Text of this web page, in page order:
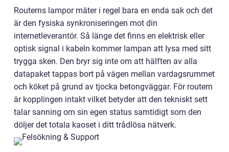
Routerns lampor mäter i regel bara en enda sak och det
är den fysiska synkroniseringen mot din
internetleverantör. Så länge det finns en elektrisk eller
optisk signal i kabeln kommer lampan att lysa med sitt
trygga sken. Den bryr sig inte om att hälften av alla
datapaket tappas bort på vägen mellan vardagsrummet
och köket på grund av tjocka betongväggar. För routern
är kopplingen intakt vilket betyder att den tekniskt sett
talar sanning om sin egen status samtidigt som den
döljer det totala kaoset i ditt trådlösa nätverk.